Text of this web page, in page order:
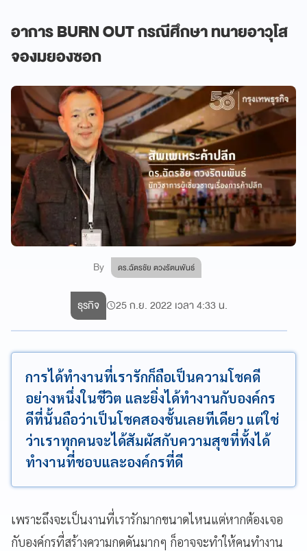
อาการ BURN OUT กรณีศึกษา ทนายอาวุโส
จองมยองซอก
By ดร.ฉัตรชัย ตวงรัตนพันธ์
ธุรกิจ 25 ก.ย. 2022 เวลา 4:33 น.
การได้ทำงานที่เรารักก็ถือเป็นความโชคดี
อย่างหนึ่งในชีวิต และยิ่งได้ทำงานกับองค์กร
ดีที่นั้นถือว่าเป็นโชคสองชั้นเลยทีเดียว แต่ใช่
ว่าเราทุกคนจะได้สัมผัสกับความสุขที่ทั้งได้
ทำงานที่ชอบและองค์กรที่ดี
เพราะถึงจะเป็นงานที่เรารักมากขนาดไหนแต่หากต้องเจอ
กับองค์กรที่สร้างความกดดันมากๆ ก็อาจจะทำให้คนทำงาน